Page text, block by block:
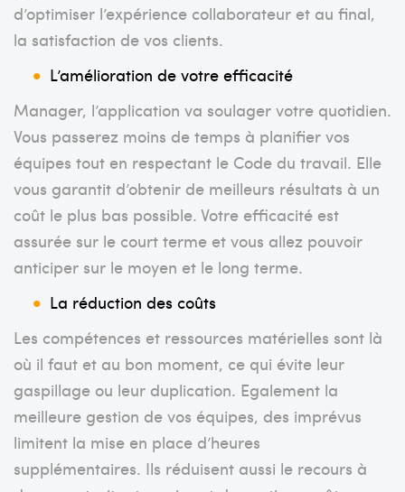
d’optimiser l’expérience collaborateur et au final,
la satisfaction de vos clients.
L’amélioration de votre efficacité
Manager, l’application va soulager votre quotidien.
Vous passerez moins de temps à planifier vos
équipes tout en respectant le Code du travail. Elle
vous garantit d’obtenir de meilleurs résultats à un
coût le plus bas possible. Votre efficacité est
assurée sur le court terme et vous allez pouvoir
anticiper sur le moyen et le long terme.
La réduction des coûts
Les compétences et ressources matérielles sont là
où il faut et au bon moment, ce qui évite leur
gaspillage ou leur duplication. Egalement la
meilleure gestion de vos équipes, des imprévus
limitent la mise en place d’heures
supplémentaires. Ils réduisent aussi le recours à